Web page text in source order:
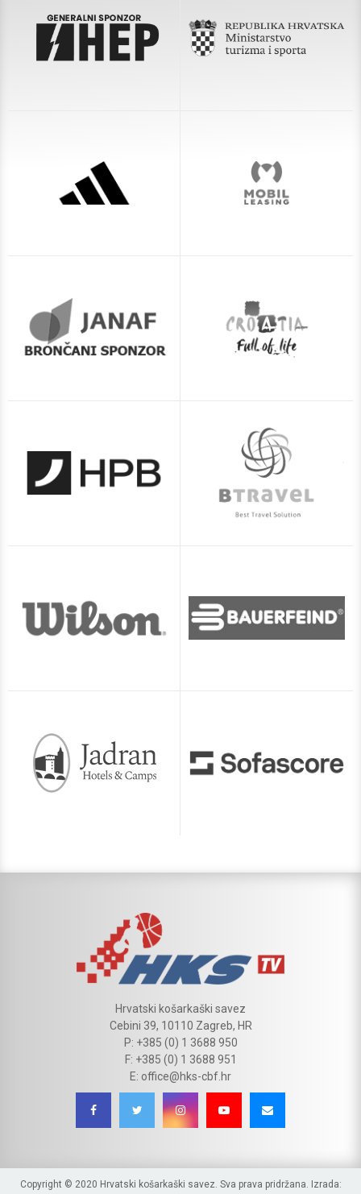
Hrvatski košarkaški savez
Cebini 39, 10110 Zagreb, HR
P: +385 (0) 1 3688 950
F: +385 (0) 1 3688 951
E: office@hks-cbf.hr
Copyright © 2020 Hrvatski košarkaški savez. Sva prava pridržana. Izrada: